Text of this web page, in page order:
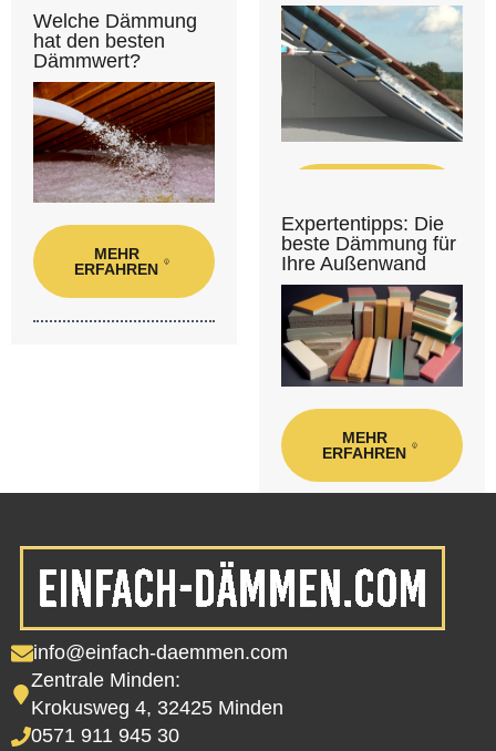
Welche Dämmung
hat den besten
Dämmwert?
MEHR
ERFAHREN
Expertentipps: Die
beste Dämmung für
Ihre Außenwand
MEHR
ERFAHREN
info@einfach-daemmen.com
Zentrale Minden:
Krokusweg 4, 32425 Minden
0571 911 945 30